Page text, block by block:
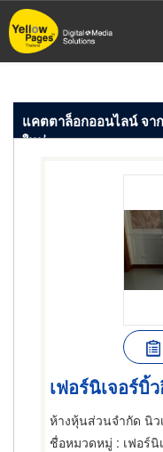
ข้าม
ไป
หลัก
แคตตาล็อกออนไลน์ จา
ใหม่
เฟอร์นิเจอร์บิ้
ห้างหุ้นส่วนจำกัด นิว
ชื่อหมวดหมู่ : เฟอร์